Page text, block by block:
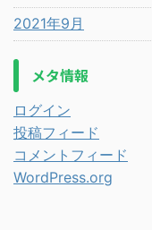
2021年9月
メタ情報
ログイン
投稿フィード
コメントフィード
WordPress.org